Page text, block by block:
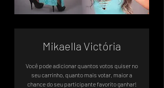
Mikaella Victória
Você pode adicionar quantos votos quiser no
seu carrinho, quanto mais votar, maior a
chance do seu participante favorito ganhar!